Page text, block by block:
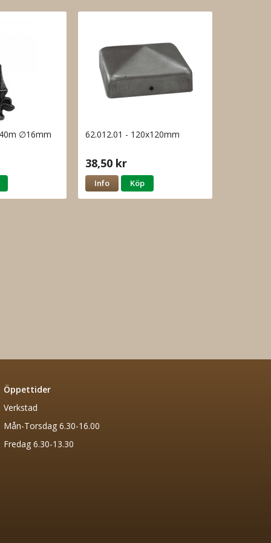
∅16mm 62.012.01 - 120x120mm
38,50 kr
Info Köp
Öppettider
Verkstad
Mån-Torsdag 6.30-16.00
Fredag 6.30-13.30